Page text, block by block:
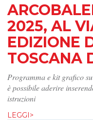
2025, AL
EDIZIONE
TOSCANA
Programma e kit grafico
è possibile aderire
istruzioni
LEGGI>